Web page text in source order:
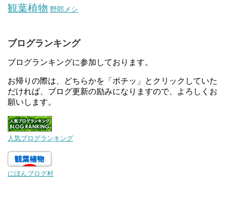
観葉植物 野郎メシ
ブログランキング
ブログランキングに参加しております。
お帰りの際は、どちらかを「ポチッ」とクリックしていた
だければ、ブログ更新の励みになりますので、よろしくお
願いします。
人気ブログランキング
にほんブログ村